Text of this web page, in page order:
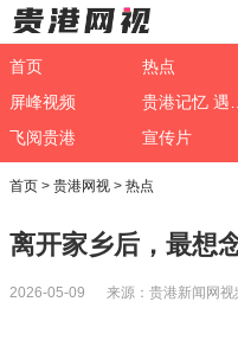
首页 热点
屏峰视频
飞阅贵港
宣传片
首页 > 贵港网视 > 热点
离开家乡后，最想
2026-05-09 来源：贵港新闻网